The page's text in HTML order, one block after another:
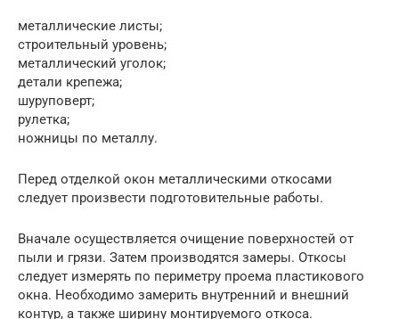
металлические листы;
строительный уровень;
металлический уголок;
детали крепежа;
шуруповерт;
рулетка;
ножницы по металлу.
Перед отделкой окон металлическими откосами
следует произвести подготовительные работы.
Вначале осуществляется очищение поверхностей от
пыли и грязи. Затем производятся замеры. Откосы
следует измерять по периметру проема пластикового
окна. Необходимо замерить внутренний и внешний
контур, а также ширину монтируемого откоса.